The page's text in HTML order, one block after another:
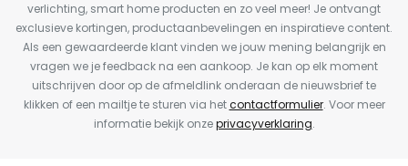
verlichting, smart home producten en zo veel meer! Je ontvangt
exclusieve kortingen, productaanbevelingen en inspiratieve content.
Als een gewaardeerde klant vinden we jouw mening belangrijk en
vragen we je feedback na een aankoop. Je kan op elk moment
uitschrijven door op de afmeldlink onderaan de nieuwsbrief te
klikken of een mailtje te sturen via hetcontactformulier. Voor meer
informatie bekijk onzeprivacyverklaring.